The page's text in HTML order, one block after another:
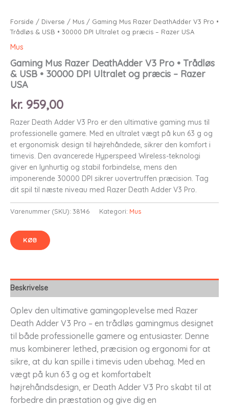
Forside / Diverse / Mus / Gaming Mus Razer DeathAdder V3 Pro •
Trådløs & USB • 30000 DPI Ultralet og præcis – Razer USA
Mus
Gaming Mus Razer DeathAdder V3 Pro • Trådløs
& USB • 30000 DPI Ultralet og præcis – Razer
USA
kr. 959,00
Razer Death Adder V3 Pro er den ultimative gaming mus til
professionelle gamere. Med en ultralet vægt på kun 63 g og
et ergonomisk design til højrehåndede, sikrer den komfort i
timevis. Den avancerede Hyperspeed Wireless-teknologi
giver en lynhurtig og stabil forbindelse, mens den
imponerende 30000 DPI sikrer uovertruffen præcision. Tag
dit spil til næste niveau med Razer Death Adder V3 Pro.
Varenummer (SKU): 38146 Kategori: Mus
KØB
Beskrivelse
Oplev den ultimative gamingoplevelse med Razer
Death Adder V3 Pro – en trådløs gamingmus designet
til både professionelle gamere og entusiaster. Denne
mus kombinerer lethed, præcision og ergonomi for at
sikre, at du kan spille i timevis uden ubehag. Med en
vægt på kun 63 g og et komfortabelt
højrehåndsdesign, er Death Adder V3 Pro skabt til at
forbedre din præstation og give dig en